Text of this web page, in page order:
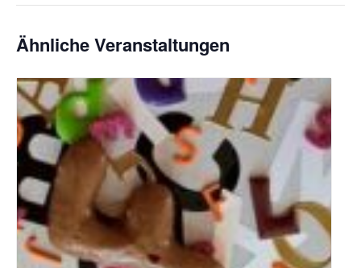
Ähnliche Veranstaltungen